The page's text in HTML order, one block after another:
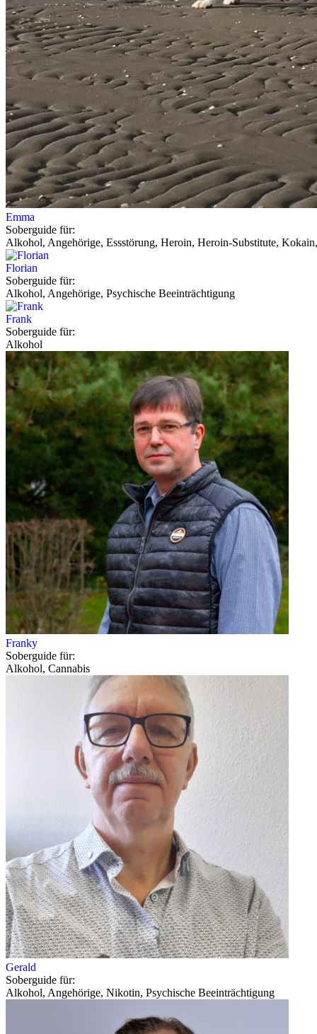
Emma
Soberguide für:
Alkohol, Angehörige, Essstörung, Heroin, Heroin-Substitute,
Florian
Soberguide für:
Alkohol, Angehörige, Psychische Beeinträchtigung
Frank
Soberguide für:
Alkohol
Franky
Soberguide für:
Alkohol, Cannabis
Gerald
Soberguide für:
Alkohol, Angehörige, Nikotin, Psychische Beeinträchtigung